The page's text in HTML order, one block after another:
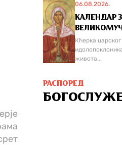
06.08.2026.
КАЛЕНДАР
Кћерка
живота...
РАСПОРЕД